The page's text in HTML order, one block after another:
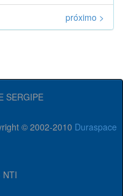
próximo >
SERGIPE
© 2002-2010 Duraspace
NTI